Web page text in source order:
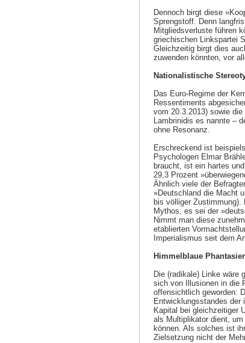
Dennoch birgt diese
Sprengstoff. Denn
Mitgliedsverluste führen
griechischen Linkspartei
Gleichzeitig birgt dies
zuwenden könnten, vor
Nationalistische
Das Euro-Regime der
Ressentiments
vom 20.3.2013) sowie
Lambrinidis es nannte –
ohne Resonanz.
Erschreckend ist
Psychologen Elmar
braucht, ist ein hartes
29,3 Prozent
Ähnlich viele der
»Deutschland die Macht
bis völliger Zustimmung).
Mythos, es sei der
Nimmt man diese
etablierten
Imperialismus seit dem
Himmelblaue
Die (radikale) Linke wäre
sich von Illusionen in die
offensichtlich geworden:
Entwicklungsstandes der
Kapital bei gleichzeitiger
als Multiplikator dient,
können. Als solches ist
Zielsetzung nicht der